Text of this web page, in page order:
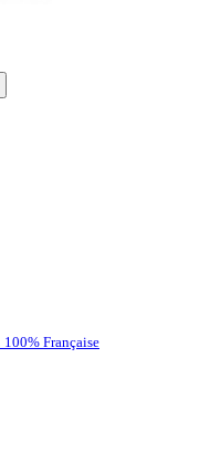
100% Française